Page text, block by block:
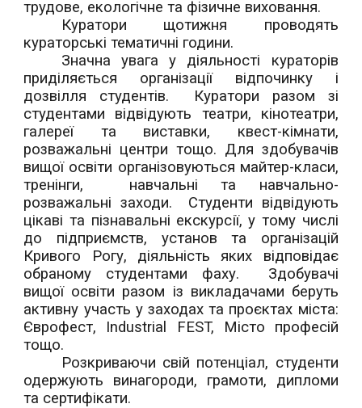
трудове, екологічне та фізичне виховання.
Куратори щотижня проводять
кураторські тематичні години.
Значна увага у діяльності кураторів
приділяється організації відпочинку і
дозвілля студентів. Куратори разом зі
студентами відвідують театри, кінотеатри,
галереї та виставки, квест-кімнати,
розважальні центри тощо. Для здобувачів
вищої освіти організовуються майтер-класи,
тренінги, навчальні та навчально-
розважальні заходи. Студенти відвідують
цікаві та пізнавальні екскурсії, у тому числі
до підприємств, установ та організацій
Кривого Рогу, діяльність яких відповідає
обраному студентами фаху. Здобувачі
вищої освіти разом із викладачами беруть
активну участь у заходах та проєктах міста:
Єврофест, Industrial FEST, Місто професій
тощо.
Розкриваючи свій потенціал, студенти
одержують винагороди, грамоти, дипломи
та сертифікати.